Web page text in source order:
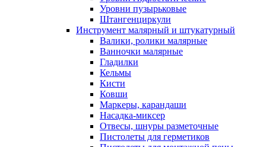
Уровни пузырьковые
Штангенциркули
Инструмент малярный и штукатурный
Валики, ролики малярные
Ванночки малярные
Гладилки
Кельмы
Кисти
Ковши
Маркеры, карандаши
Насадка-миксер
Отвесы, шнуры разметочные
Пистолеты для герметиков